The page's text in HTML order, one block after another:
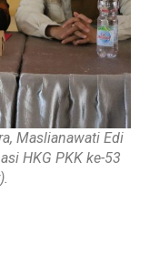
Maslianawati Edi
HKG PKK ke-53